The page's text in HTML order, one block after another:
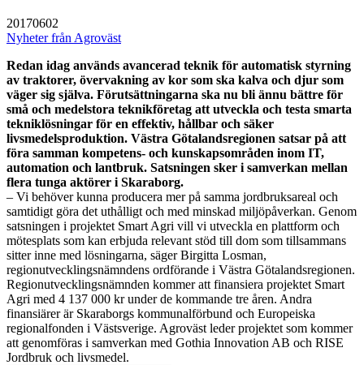
20170602
Nyheter från Agroväst
Redan idag används avancerad teknik för automatisk styrning
av traktorer, övervakning av kor som ska kalva och djur som
väger sig själva. Förutsättningarna ska nu bli ännu bättre för
små och medelstora teknikföretag att utveckla och testa smarta
tekniklösningar för en effektiv, hållbar och säker
livsmedelsproduktion. Västra Götalandsregionen satsar på att
föra samman kompetens- och kunskapsområden inom IT,
automation och lantbruk. Satsningen sker i samverkan mellan
flera tunga aktörer i Skaraborg.
– Vi behöver kunna producera mer på samma jordbruksareal och
samtidigt göra det uthålligt och med minskad miljöpåverkan. Genom
satsningen i projektet Smart Agri vill vi utveckla en plattform och
mötesplats som kan erbjuda relevant stöd till dom som tillsammans
sitter inne med lösningarna, säger Birgitta Losman,
regionutvecklingsnämndens ordförande i Västra Götalandsregionen.
Regionutvecklingsnämnden kommer att finansiera projektet Smart
Agri med 4 137 000 kr under de kommande tre åren. Andra
finansiärer är Skaraborgs kommunalförbund och Europeiska
regionalfonden i Västsverige. Agroväst leder projektet som kommer
att genomföras i samverkan med Gothia Innovation AB och RISE
Jordbruk och livsmedel.